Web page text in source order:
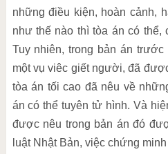
những điều kiện, hoàn cảnh,
như thế nào thì tòa án có thể,
Tuy nhiên, trong bản án
một vụ viêc giết người, đã
tòa án tối cao đã nêu về
án có thể tuyên tử hình. Và
được nêu trong bản án đó
luật Nhật Bản, việc chứng